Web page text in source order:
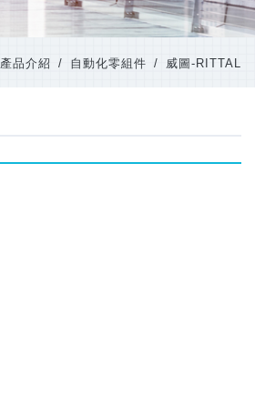
產品介紹 自動化零組件 威圖-RITTAL